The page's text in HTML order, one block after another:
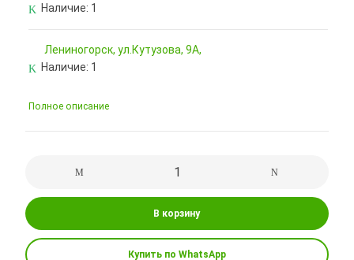
Наличие: 1
Лениногорск, ул.Кутузова, 9А,
Наличие: 1
Полное описание
В корзину
Купить по WhatsApp